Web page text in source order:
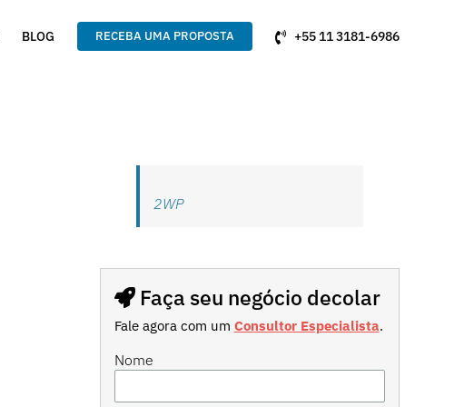
BLOG RECEBA UMA PROPOSTA +55 11 3181-6986
2WP
Faça seu negócio decolar
Fale agora com um Consultor Especialista.
Nome